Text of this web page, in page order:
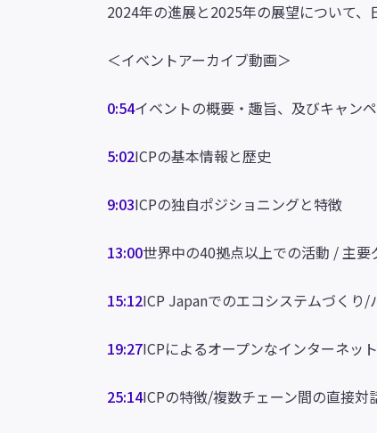
2024年の進展と2025年の展望について、
＜イベントアーカイブ動画＞
0:54イベントの概要・趣旨、及びキャン
5:02ICPの基本情報と歴史
9:03ICPの独自ポジショニングと特徴
13:00世界中の40拠点以上での活動 / 主
15:12ICP Japanでのエコシステムづくり/
19:27ICPによるオープンなインターネッ
25:14ICPの特徴/複数チェーン間の直接